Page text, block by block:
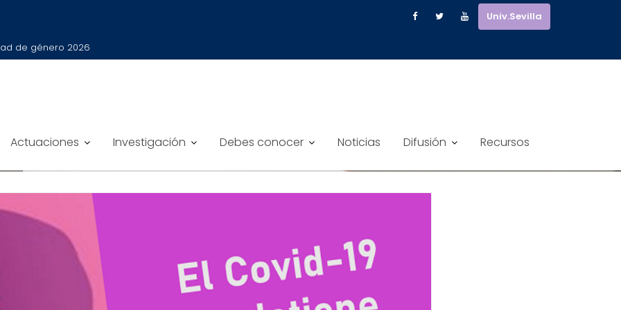
de género 2026
Univ.Sevilla
Actuaciones Investigación Debes conocer Noticias Difusión Recursos
LA CRISIS DEL COVID-19